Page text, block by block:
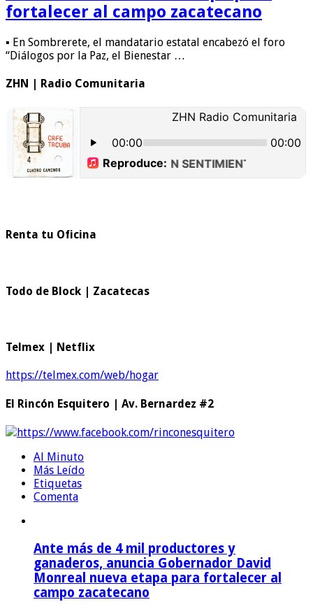
fortalecer al campo zacatecano
▪ En Sombrerete, el mandatario estatal encabezó el foro
“Diálogos por la Paz, el Bienestar …
ZHN | Radio Comunitaria
Renta tu Oficina
Todo de Block | Zacatecas
Telmex | Netflix
https://telmex.com/web/hogar
El Rincón Esquitero | Av. Bernardez #2
https://www.facebook.com/rinconesquitero
Al Minuto
Más Leído
Etiquetas
Comenta
Ante más de 4 mil productores y
ganaderos, anuncia Gobernador David
Monreal nueva etapa para fortalecer al
campo zacatecano